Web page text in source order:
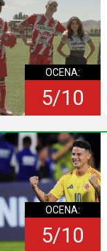
OCENA:
5/10
OCENA:
5/10